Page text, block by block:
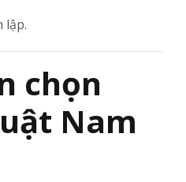
lập.
chọn
Nam